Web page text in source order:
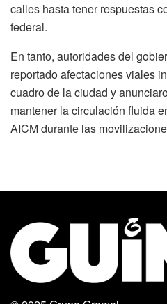
calles hasta tener respuestas
federal.
En tanto, autoridades del
reportado afectaciones viales
cuadro de la ciudad y
mantener la circulación fluida
AICM durante las